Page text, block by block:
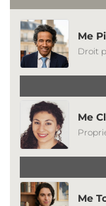
Me
Droit
Me
Me